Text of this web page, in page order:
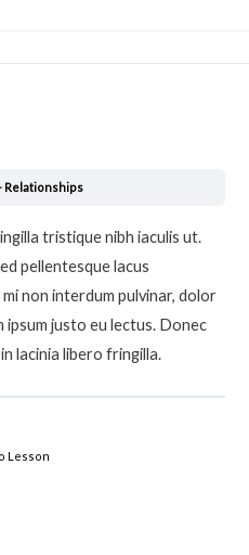
Relationships
tristique nibh iaculis ut.
pellentesque lacus
non interdum pulvinar, dolor
ipsum justo eu lectus. Donec
lacinia libero fringilla.
Lesson